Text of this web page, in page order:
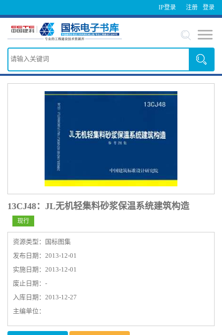
IP登录 登录
注册
13CJ48：JL无机轻集料砂浆保温系统建筑构造
现行
资源类型：国标图集
发布日期：2013-12-01
实施日期：2013-12-01
废止日期：-
入库日期：2013-12-27
主编单位：